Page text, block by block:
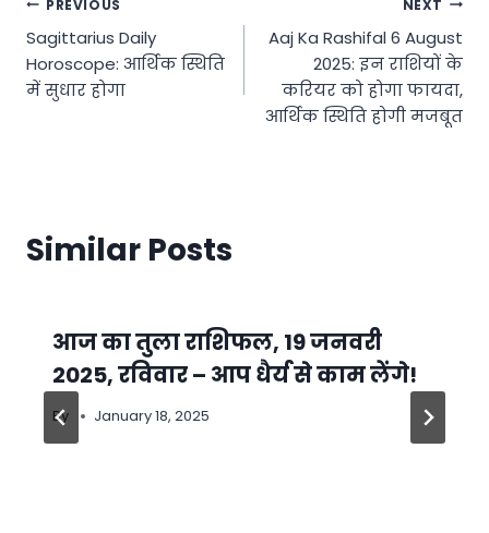
Post
navigation
PREVIOUS
Sagittarius Daily
Horoscope: आर्थिक स्थिति
में सुधार होगा
NEXT
Aaj Ka Rashifal 6 August
2025: इन राशियों के
करियर को होगा फायदा,
आर्थिक स्थिति होगी मजबूत
Similar Posts
आज का तुला राशिफल, 19 जनवरी
2025, रविवार – आप धैर्य से काम लेंगे!
By January 18, 2025